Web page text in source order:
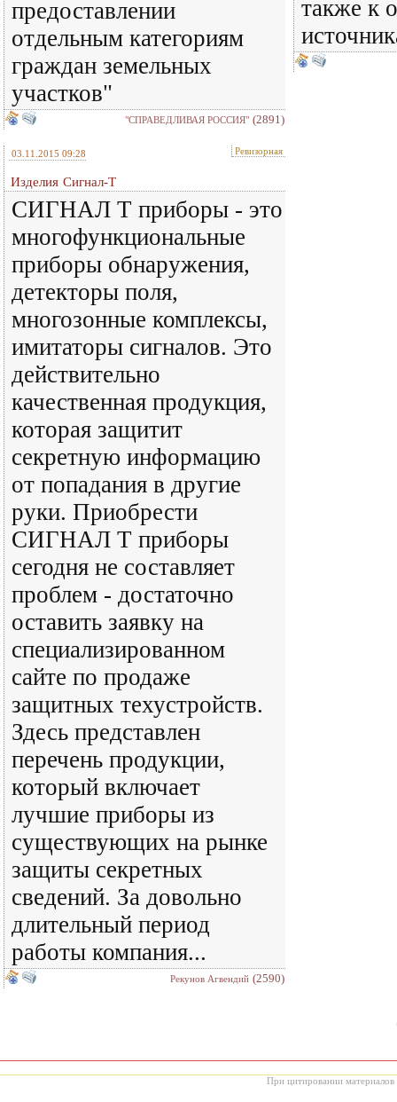
предоставлении
отдельным категориям
граждан земельных
участков"
"СПРАВЕДЛИВАЯ РОССИЯ" (2891)
также к
03.11.2015 09:28 Ревизорная
Изделия Сигнал-Т
СИГНАЛ Т приборы - это
многофункциональные
приборы обнаружения,
детекторы поля,
многозонные комплексы,
имитаторы сигналов. Это
действительно
качественная продукция,
которая защитит
секретную информацию
от попадания в другие
руки. Приобрести
СИГНАЛ Т приборы
сегодня не составляет
проблем - достаточно
оставить заявку на
специализированном
сайте по продаже
защитных техустройств.
Здесь представлен
перечень продукции,
который включает
лучшие приборы из
существующих на рынке
защиты секретных
сведений. За довольно
длительный период
работы компания...
Рекунов Агвендий (2590)
При цитировании материалов